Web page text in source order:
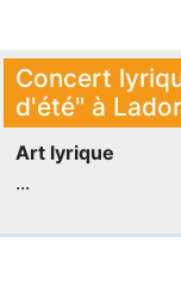
Concert
d'été" à
Art lyrique
...